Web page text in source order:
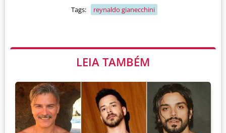
Tags: reynaldo gianecchini
LEIA TAMBÉM